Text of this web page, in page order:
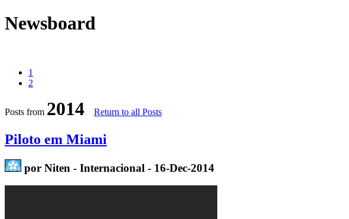
Newsboard
1
2
Posts from 2014 Return to all Posts
Piloto em Miami
por Niten - Internacional - 16-Dec-2014